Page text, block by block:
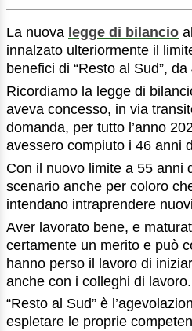
La nuova legge di bilancio
innalzato ulteriormente il
benefici di “Resto al Sud”,
Ricordiamo la legge di
aveva concesso, in via
domanda, per tutto l’anno
avessero compiuto i 46 anni
Con il nuovo limite a 55 anni
scenario anche per coloro
intendano intraprendere
Aver lavorato bene, e
certamente un merito e può
hanno perso il lavoro di
anche con i colleghi di lavoro.
“Resto al Sud” è
espletare le proprie